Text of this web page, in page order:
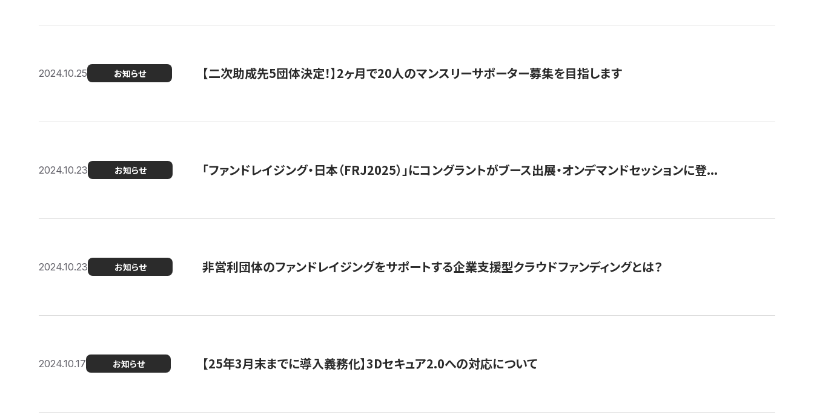
2024.10.25 お知らせ 【二次助成先5団体決定！】2ヶ月で20人のマンスリーサポーター募集を目指します
2024.10.23 お知らせ 「ファンドレイジング・日本（FRJ2025）」にコングラントがブース出展・オンデマンドセッションに登...
2024.10.23 お知らせ 非営利団体のファンドレイジングをサポートする企業支援型クラウドファンディングとは？
2024.10.17 お知らせ 【25年3月末までに導入義務化】3Dセキュア2.0への対応について